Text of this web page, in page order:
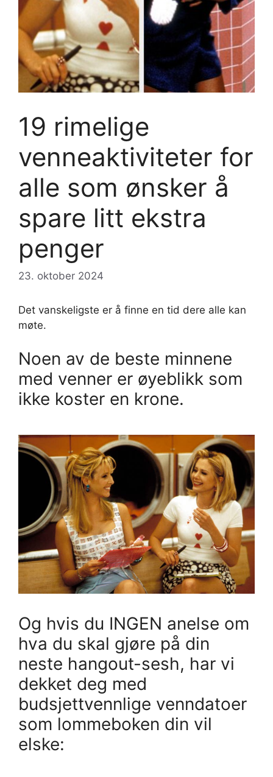
19 rimelige
venneaktiviteter for
alle som ønsker å
spare litt ekstra
penger
23. oktober 2024
Det vanskeligste er å finne en tid dere alle kan
møte.
Noen av de beste minnene
med venner er øyeblikk som
ikke koster en krone.
Og hvis du INGEN anelse om
hva du skal gjøre på din
neste hangout-sesh, har vi
dekket deg med
budsjettvennlige venndatoer
som lommeboken din vil
elske: